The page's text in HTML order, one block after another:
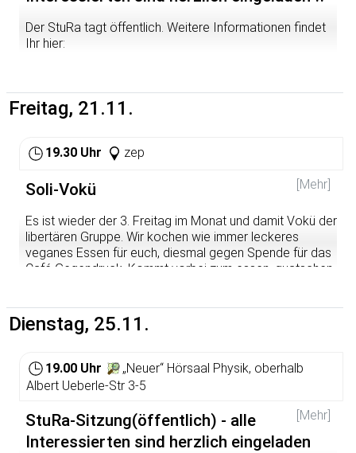
auch liberale Rechtsstaaten regelmäßig daran scheitern,
die Polizei auf ihren Status als bloßes Mittel zu
Zweifel gezogen. Eine Alternative zu polizeilichen
Lösungen gesellschaftlicher Konflikte soll mit der
Intensivierung politischer Partizipationsmöglichkeiten
Institut für Philosophie der Goethe-Universität Frankfurt
am Main.
http://www.ibw.uni-heidelberg.de/wisskoll/
Der StuRa tagt öffentlich. Weitere Informationen findet
Ihr hier:
beschluesse-1-legislatur.html
Freitag, 21.11.
19.30 Uhr zep
[Mehr]
Soli-Vokü
Es ist wieder der 3. Freitag im Monat und damit Vokü der
libertären Gruppe. Wir kochen wie immer leckeres
veganes Essen für euch, diesmal gegen Spende für das
Café Gegendruck. Kommt vorbei zum essen, quatschen
Dienstag, 25.11.
19.00 Uhr
„Neuer“ Hörsaal Physik, oberhalb
Albert Ueberle-Str 3-5
[Mehr]
StuRa-Sitzung(öffentlich) - alle
Interessierten sind herzlich eingeladen